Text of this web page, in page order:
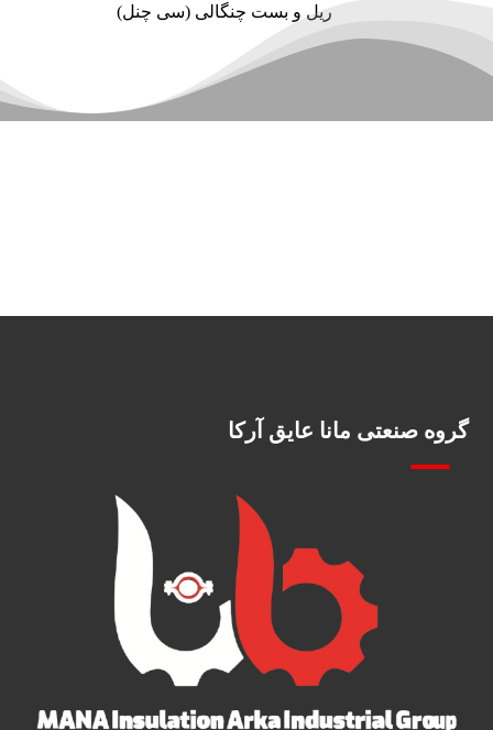
ریل و بست چنگالی (سی چنل)
گروه صنعتی مانا عایق آرکا